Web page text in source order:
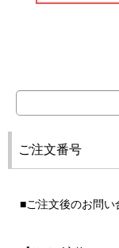
ご注文番号
■ご注文後のお問い